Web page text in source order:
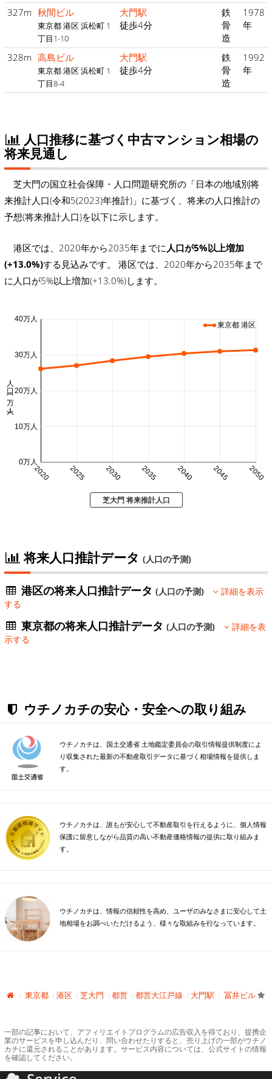
327m 秋間ビル
東京都 港区 浜松町 1
丁目1-10
大門駅
徒歩4分
鉄
骨
造
1978
年
328m 高島ビル
東京都 港区 浜松町 1
丁目8-4
大門駅
徒歩4分
鉄
骨
造
1992
年
人口推移に基づく中古マンション相場の
将来見通し
芝大門の国立社会保障・人口問題研究所の「日本の地域別将
来推計人口(令和5(2023)年推計)」に基づく、将来の人口推計の
予想(将来推計人口)を以下に示します。
港区では、2020年から2035年までに 人口が5%以上増加
(+13.0%)する見込みです。 港区では、2020年から2035年まで
に人口が5%以上増加(+13.0%)します。
2020 2025 2030 2035 2040 2045 2050
0万人
10万人
20万人
30万人
40万人
人口 (万人)
東京都 港区
芝大門 将来推計人口
将来人口推計データ (人口の予測)
港区の将来人口推計データ(人口の予測)
詳細を表示
する
東京都の将来人口推計データ(人口の予測)
詳細を表
示する
ウチノカチの安心・安全への取り組み
ウチノカチは、国土交通省 土地鑑定委員会の取引情報提供制度によ
り収集された最新の不動産取引データに基づく相場情報を提供しま
す。
ウチノカチは、誰もが安心して不動産取引を行えるように、個人情報
保護に留意しながら品質の高い不動産価格情報の提供に取り組みま
す。
ウチノカチは、情報の信頼性を高め、ユーザのみなさまに安心して土
地相場をお調べいただけるよう、様々な取組みを行なっています。
東京都 港区 芝大門 都営 都営大江戸線 大門駅 冨井ビル
一部の記事において、アフィリエイトプログラムの広告収入を得ており、提携企
業のサービスを申し込んだり、問い合わせたりすると、売り上げの一部がウチノ
カチに還元されることがあります。サービス内容については、公式サイトの情報
を確認してください。